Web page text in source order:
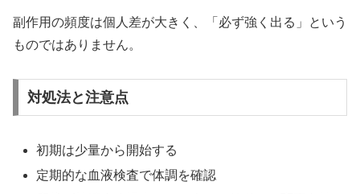
副作用の頻度は個人差が大きく、「必ず強く出る」という
ものではありません。
対処法と注意点
初期は少量から開始する
定期的な血液検査で体調を確認